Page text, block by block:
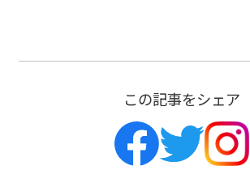
この記事をシェア